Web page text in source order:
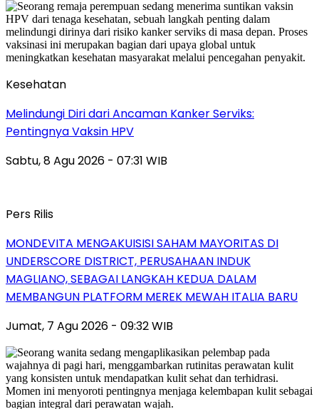
Kesehatan
Melindungi Diri dari Ancaman Kanker Serviks:
Pentingnya Vaksin HPV
Sabtu, 8 Agu 2026 - 07:31 WIB
Pers Rilis
MONDEVITA MENGAKUISISI SAHAM MAYORITAS DI
UNDERSCORE DISTRICT, PERUSAHAAN INDUK
MAGLIANO, SEBAGAI LANGKAH KEDUA DALAM
MEMBANGUN PLATFORM MEREK MEWAH ITALIA BARU
Jumat, 7 Agu 2026 - 09:32 WIB